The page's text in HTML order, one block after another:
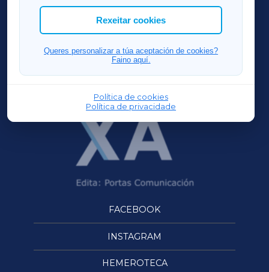
Rexeitar cookies
Queres personalizar a túa aceptación de cookies?
Faino aquí.
Política de cookies
Política de privacidade
ACORUÑAXA
FERROLXA
OURENSEXA
FACEBOOK
INSTAGRAM
HEMEROTECA